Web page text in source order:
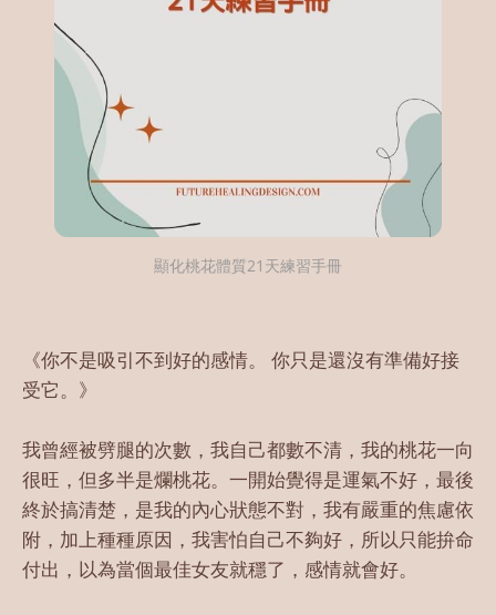
顯化桃花體質21天練習手冊
《你不是吸引不到好的感情。 你只是還沒有準備好接
受它。》
我曾經被劈腿的次數，我自己都數不清，我的桃花一向
很旺，但多半是爛桃花。一開始覺得是運氣不好，最後
終於搞清楚，是我的內心狀態不對，我有嚴重的焦慮依
附，加上種種原因，我害怕自己不夠好，所以只能拚命
付出，以為當個最佳女友就穩了，感情就會好。